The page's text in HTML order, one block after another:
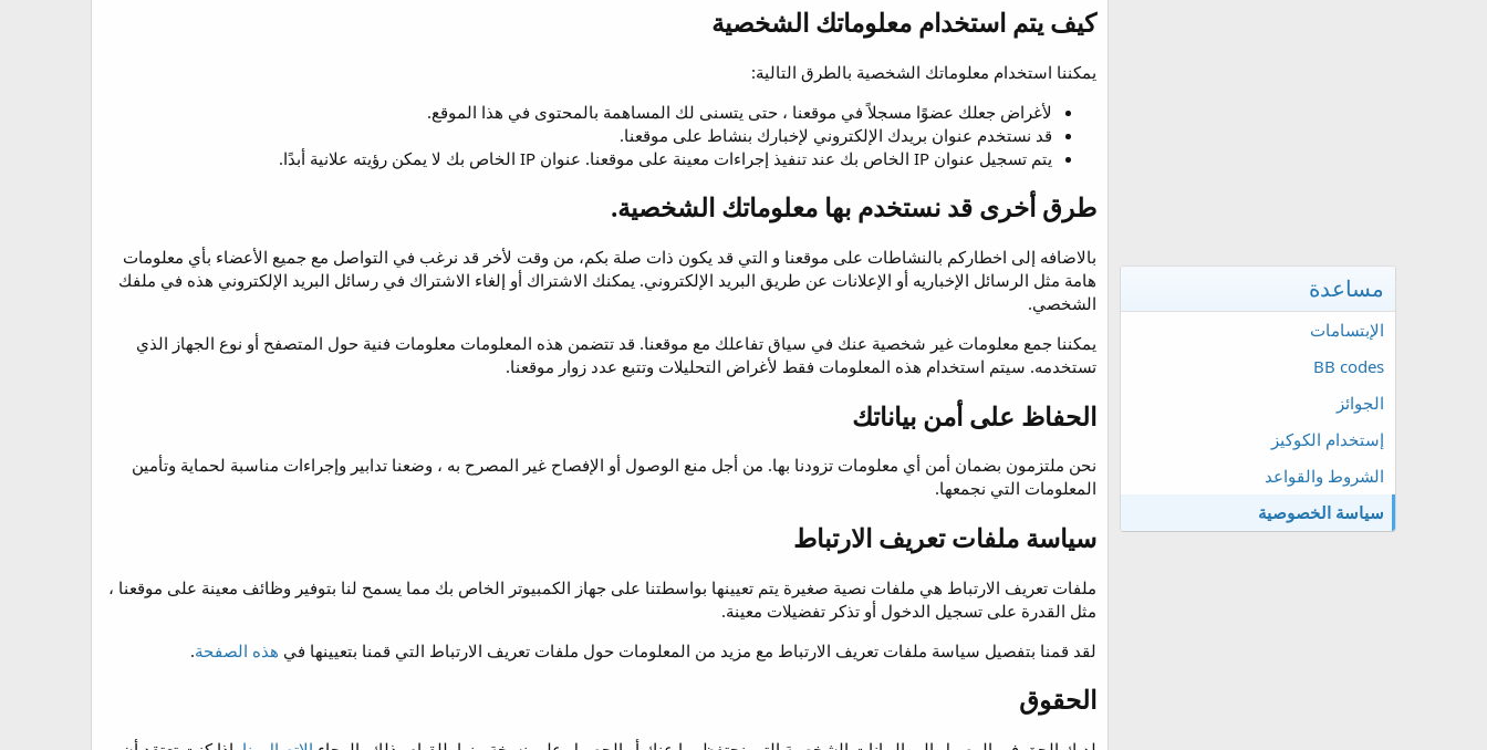
مساعدة
الإبتسامات
BB codes
الجوائز
إستخدام الكوكيز
الشروط والقواعد
سياسة الخصوصية
كيف يتم استخدام معلوماتك الشخصية
يمكننا استخدام معلوماتك الشخصية بالطرق التالية:
لأغراض جعلك عضوًا مسجلاً في موقعنا ، حتى يتسنى لك المساهمة بالمحتوى في هذا الموقع.
قد نستخدم عنوان بريدك الإلكتروني لإخبارك بنشاط على موقعنا.
يتم تسجيل عنوان IP الخاص بك عند تنفيذ إجراءات معينة على موقعنا. عنوان IP الخاص بك لا يمكن رؤيته علانية أبدًا.
طرق أخرى قد نستخدم بها معلوماتك الشخصية.
بالاضافه إلى اخطاركم بالنشاطات على موقعنا و التي قد يكون ذات صلة بكم، من وقت لأخر قد نرغب في التواصل مع جميع الأعضاء بأي معلومات
هامة مثل الرسائل الإخباريه أو الإعلانات عن طريق البريد الإلكتروني. يمكنك الاشتراك أو إلغاء الاشتراك في رسائل البريد الإلكتروني هذه في ملفك
الشخصي.
يمكننا جمع معلومات غير شخصية عنك في سياق تفاعلك مع موقعنا. قد تتضمن هذه المعلومات معلومات فنية حول المتصفح أو نوع الجهاز الذي
تستخدمه. سيتم استخدام هذه المعلومات فقط لأغراض التحليلات وتتبع عدد زوار موقعنا.
الحفاظ على أمن بياناتك
نحن ملتزمون بضمان أمن أي معلومات تزودنا بها. من أجل منع الوصول أو الإفصاح غير المصرح به ، وضعنا تدابير وإجراءات مناسبة لحماية وتأمين
المعلومات التي نجمعها.
سياسة ملفات تعريف الارتباط
ملفات تعريف الارتباط هي ملفات نصية صغيرة يتم تعيينها بواسطتنا على جهاز الكمبيوتر الخاص بك مما يسمح لنا بتوفير وظائف معينة على موقعنا ،
مثل القدرة على تسجيل الدخول أو تذكر تفضيلات معينة.
لقد قمنا بتفصيل سياسة ملفات تعريف الارتباط مع مزيد من المعلومات حول ملفات تعريف الارتباط التي قمنا بتعيينها في هذه الصفحة.
الحقوق